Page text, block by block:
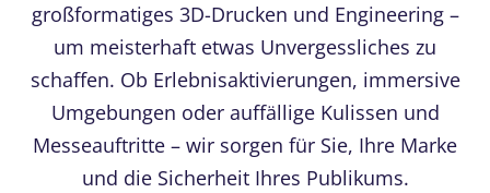
großformatiges 3D-Drucken und Engineering –
um meisterhaft etwas Unvergessliches zu
schaffen. Ob Erlebnisaktivierungen, immersive
Umgebungen oder auffällige Kulissen und
Messeauftritte – wir sorgen für Sie, Ihre Marke
und die Sicherheit Ihres Publikums.